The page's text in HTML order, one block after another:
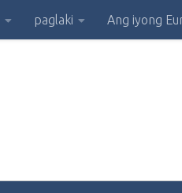
paglaki Ang iyong